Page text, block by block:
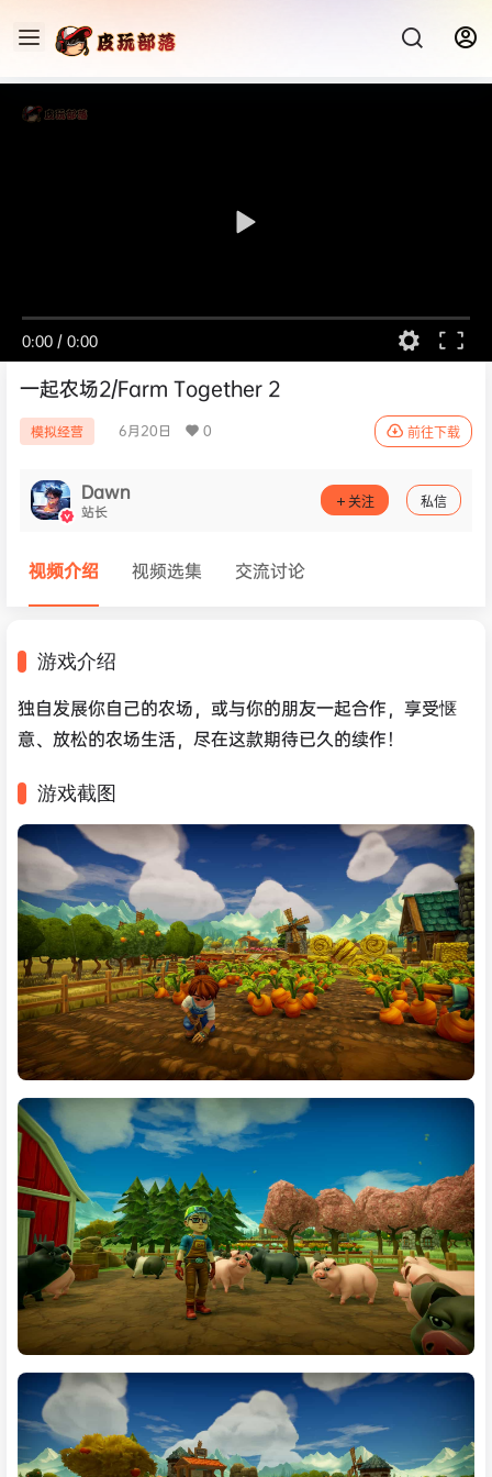
0:00 / 0:00
一起农场2/Farm Together 2
模拟经营 6月20日 0 前往下载
Dawn
站长 关注 私信
视频介绍 视频选集 交流讨论
游戏介绍
独自发展你自己的农场，或与你的朋友一起合作，享受惬
意、放松的农场生活，尽在这款期待已久的续作！
游戏截图